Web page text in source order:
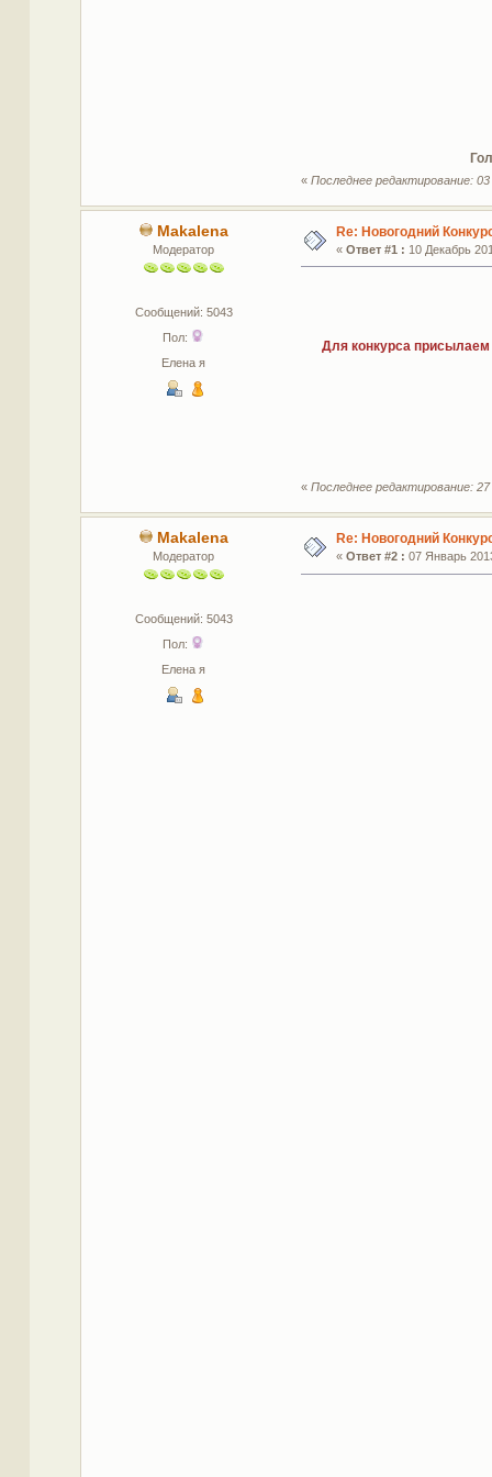
« Последнее редактирование:
Makalena
Модератор
Сообщений: 5043
Пол:
Елена я
Re: Новогодний
« Ответ #1 : 10 Декабрь
Для конкурса
« Последнее редактирование:
Makalena
Модератор
Сообщений: 5043
Пол:
Елена я
Re: Новогодний
« Ответ #2 : 07 Январь